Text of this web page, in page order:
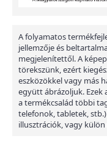
A folyamatos
jellemzője és
megjelenítettől. A
törekszünk, ezért
eszközökkel vagy más
együtt ábrázoljuk. Ezek
a termékcsalád többi
telefonok, tabletek,
illusztrációk, vagy